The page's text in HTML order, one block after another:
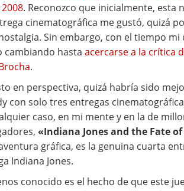
. Reconozco que inicialmente, esta
cinematográfica me gustó, quizá
Sin embargo, con el tiempo mi
cambiando hasta acercarse a la crítica
.
en perspectiva, quizá habría sido
con solo tres entregas
caso, en mi mente y en la de
«Indiana Jones and the Fate
gráfica, es la genuina cuarta
Indiana Jones.
conocido es el hecho de que este